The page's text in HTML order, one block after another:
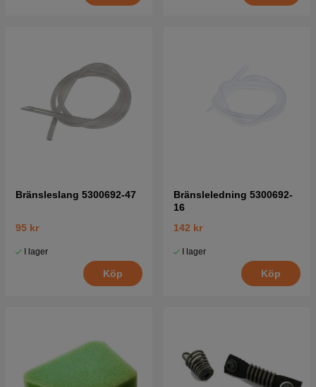
Bränsleslang 5300692-47
95 kr
I lager
Köp
Bränsleledning 5300692-
16
142 kr
I lager
Köp